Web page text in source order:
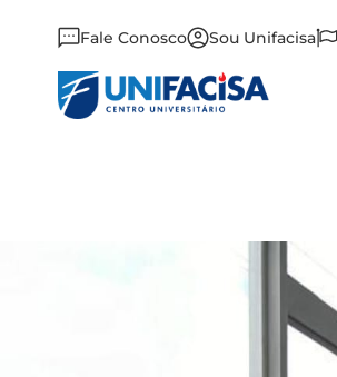
Fale Conosco Sou Unifacisa